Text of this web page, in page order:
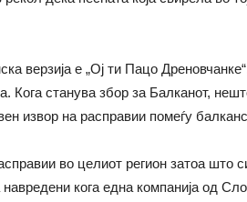
верзија е „Ој ти Пацо
Кога станува збор за Балканот,
извор на расправии помеѓу
во целиот регион затоа што
кога една компанија од